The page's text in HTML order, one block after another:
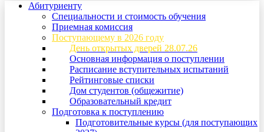
Абитуриенту
Специальности и стоимость обучения
Приемная комиссия
Поступающему в 2026 году
День открытых дверей 28.07.26
Основная информация о поступлении
Расписание вступительных испытаний
Рейтинговые списки
Дом студентов (общежитие)
Образовательный кредит
Подготовка к поступлению
Подготовительные курсы (для поступающих